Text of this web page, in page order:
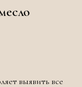
выявить все